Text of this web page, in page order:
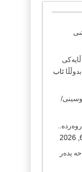
ئاب
یدەر